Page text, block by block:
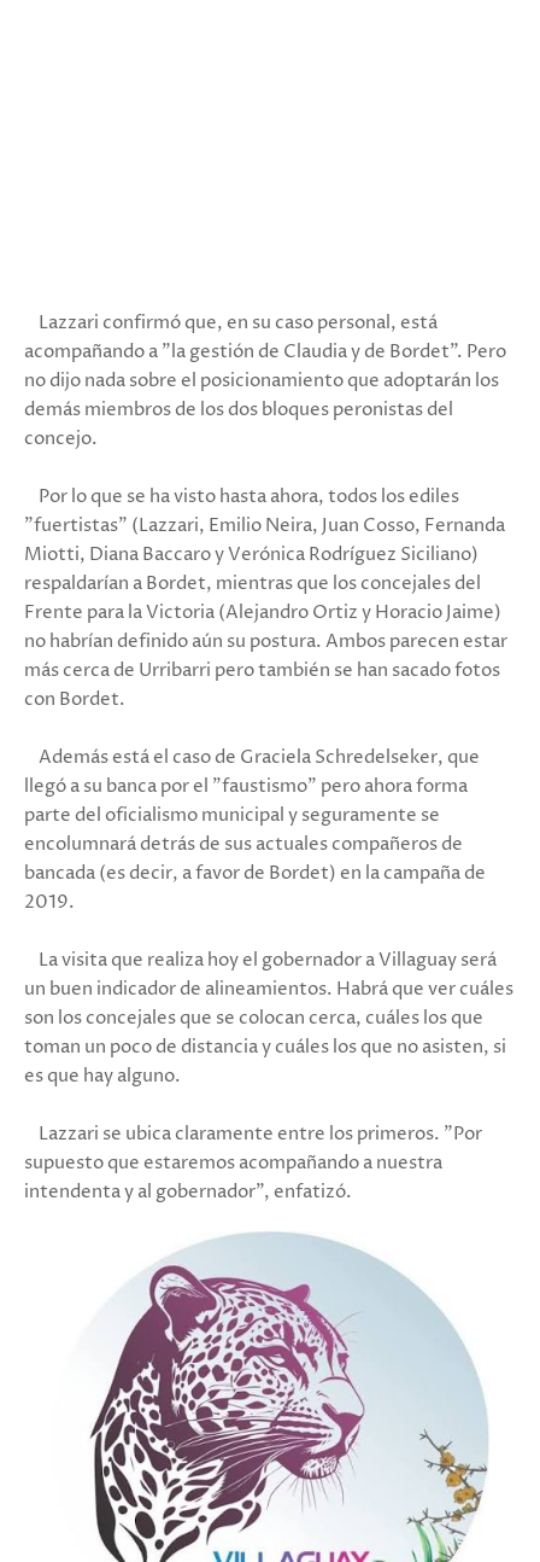
Lazzari confirmó que, en su caso personal, está
acompañando a "la gestión de Claudia y de Bordet". Pero
no dijo nada sobre el posicionamiento que adoptarán los
demás miembros de los dos bloques peronistas del
concejo.
Por lo que se ha visto hasta ahora, todos los ediles
"fuertistas" (Lazzari, Emilio Neira, Juan Cosso, Fernanda
Miotti, Diana Baccaro y Verónica Rodríguez Siciliano)
respaldarían a Bordet, mientras que los concejales del
Frente para la Victoria (Alejandro Ortiz y Horacio Jaime)
no habrían definido aún su postura. Ambos parecen estar
más cerca de Urribarri pero también se han sacado fotos
con Bordet.
Además está el caso de Graciela Schredelseker, que
llegó a su banca por el "faustismo" pero ahora forma
parte del oficialismo municipal y seguramente se
encolumnará detrás de sus actuales compañeros de
bancada (es decir, a favor de Bordet) en la campaña de
2019.
La visita que realiza hoy el gobernador a Villaguay será
un buen indicador de alineamientos. Habrá que ver cuáles
son los concejales que se colocan cerca, cuáles los que
toman un poco de distancia y cuáles los que no asisten, si
es que hay alguno.
Lazzari se ubica claramente entre los primeros. "Por
supuesto que estaremos acompañando a nuestra
intendenta y al gobernador", enfatizó.